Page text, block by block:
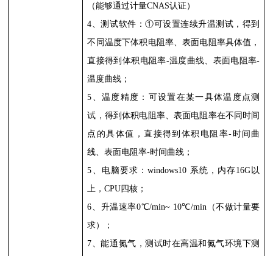
（能够通过计量CNAS认证）
4 、测试软件：①可设置连续升温测试，得到
不同温度下体积电阻率、表面电阻率具体值，
直接得到体积电阻率-温度曲线、表面电阻率-
温度曲线；
5 、温度精度：可设置在某一具体温度点测
试，得到体积电阻率、表面电阻率在不同时间
点的具体值，直接得到体积电阻率- 时间曲
线、表面电阻率-时间曲线；
5 、电脑要求：windows10 系统，内存16G 以
上，CPU四核；
6 、升温速率0℃/min~ 10℃/min （不做计量要
求）；
7 、能通氮气，测试时在高温和氮气环境下测